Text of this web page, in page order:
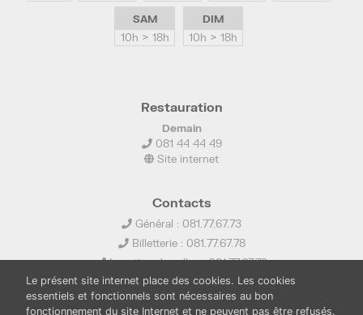
SAM
10h > 18h
DIM
10h > 18h
Restauration
Demain
081 44 44 49
Site internet
Contacts
Général : 081.77.67.73
Billetterie : 081.77.67.78
Location de salles : 081.77.67.79
info@ledelta.be
Le présent site internet place des cookies. Les cookies
essentiels et fonctionnels sont nécessaires au bon
fonctionnement du site Internet et ne peuvent pas être refusés.